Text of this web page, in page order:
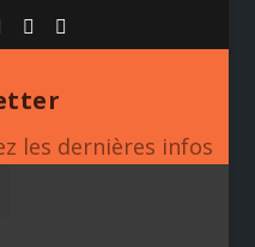
les dernières infos